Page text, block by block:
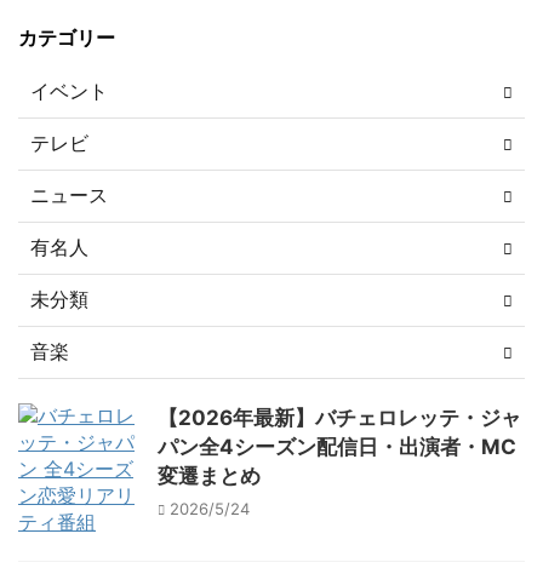
カテゴリー
イベント
テレビ
ニュース
有名人
未分類
音楽
【2026年最新】バチェロレッテ・ジャ
パン全4シーズン配信日・出演者・MC
変遷まとめ
2026/5/24